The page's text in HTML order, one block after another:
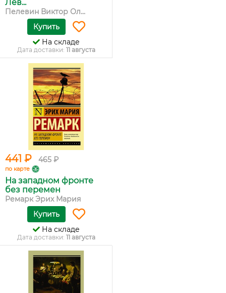
Лев...
Пелевин Виктор Ол...
Купить
На складе
Дата доставки: 11 августа
441 ₽ 465 ₽
по карте
На западном фронте
без перемен
Ремарк Эрих Мария
Купить
На складе
Дата доставки: 11 августа